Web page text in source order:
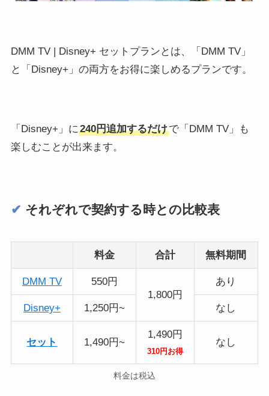
DMM TV | Disney+ セットプランとは、「DMM TV」
と「Disney+」の両方をお得に楽しめるプランです。
「Disney+」に240円追加するだけで「DMM TV」も
楽しむことが出来ます。
✔︎ それぞれで契約する時との比較表
料金 合計 無料期間
DMM TV
550円
1,800円
あり
Disney+ 1,250円~ なし
セット 1,490円~
1,490円
310円お得
なし
料金は税込